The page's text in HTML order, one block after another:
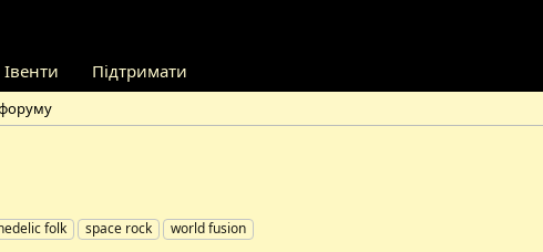
Івенти Підтримати
folk space rock world fusion